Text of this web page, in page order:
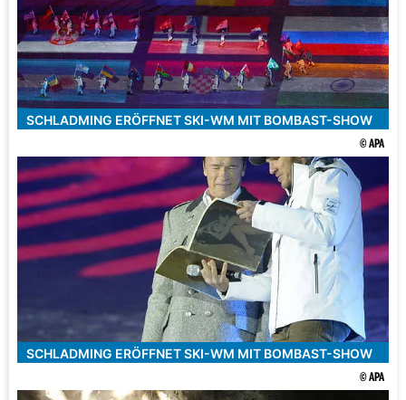
SCHLADMING ERÖFFNET SKI-WM MIT BOMBAST-SHOW
© APA
SCHLADMING ERÖFFNET SKI-WM MIT BOMBAST-SHOW
© APA